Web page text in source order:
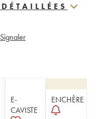
Signaler
E-
CAVISTE
ENCHÈRE